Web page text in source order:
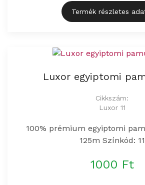
Termék részletes
Luxor egyiptomi
Cikkszám:
Luxor 11
100% prémium egyiptomi
125m Színkód: 11
1000 Ft